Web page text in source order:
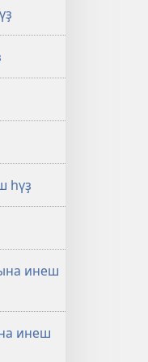
һүҙ
инеш
инеш